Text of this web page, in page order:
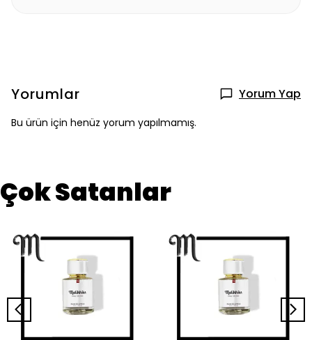
Yorumlar Yorum Yap
Bu ürün için henüz yorum yapılmamış.
Çok Satanlar